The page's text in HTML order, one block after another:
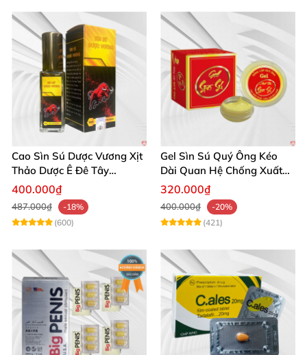
Cao Sìn Sú Dược Vương Xịt
Thảo Dược Ê Đê Tây
Nguyên Hỗ Trợ Xuất Tinh
400.000₫
487.000₫
-18%
(600)
Gel Sìn Sú Quý Ông Kéo
Dài Quan Hệ Chống Xuất
Tinh Sớm
320.000₫
400.000₫
-20%
(421)